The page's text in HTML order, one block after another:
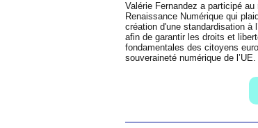
Valérie Fernandez a participé au
Renaissance Numérique qui
création d'une standardisation à
afin de garantir les droits et
fondamentales des citoyens
souveraineté numérique de l’UE.